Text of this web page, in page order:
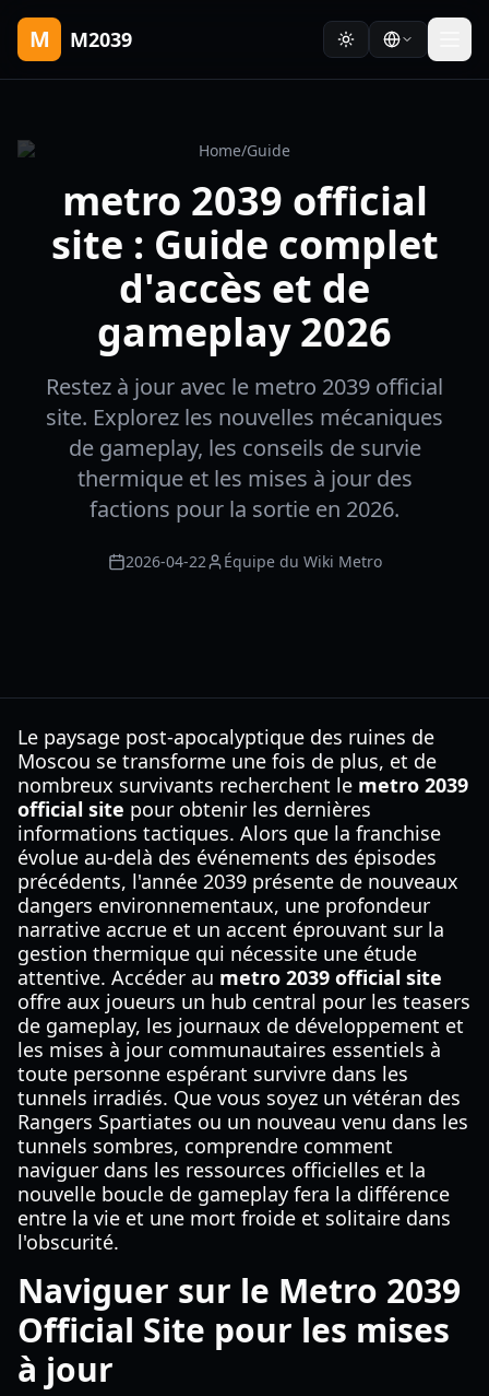
M M2039
Home/Guide
metro 2039 official
site : Guide complet
d'accès et de
gameplay 2026
Restez à jour avec le metro 2039 official
site. Explorez les nouvelles mécaniques
de gameplay, les conseils de survie
thermique et les mises à jour des
factions pour la sortie en 2026.
2026-04-22 Équipe du Wiki Metro
Le paysage post-apocalyptique des ruines de
Moscou se transforme une fois de plus, et de
nombreux survivants recherchent le metro 2039
official site pour obtenir les dernières
informations tactiques. Alors que la franchise
évolue au-delà des événements des épisodes
précédents, l'année 2039 présente de nouveaux
dangers environnementaux, une profondeur
narrative accrue et un accent éprouvant sur la
gestion thermique qui nécessite une étude
attentive. Accéder au metro 2039 official site
offre aux joueurs un hub central pour les teasers
de gameplay, les journaux de développement et
les mises à jour communautaires essentiels à
toute personne espérant survivre dans les
tunnels irradiés. Que vous soyez un vétéran des
Rangers Spartiates ou un nouveau venu dans les
tunnels sombres, comprendre comment
naviguer dans les ressources officielles et la
nouvelle boucle de gameplay fera la différence
entre la vie et une mort froide et solitaire dans
l'obscurité.
Naviguer sur le Metro 2039
Official Site pour les mises
à jour